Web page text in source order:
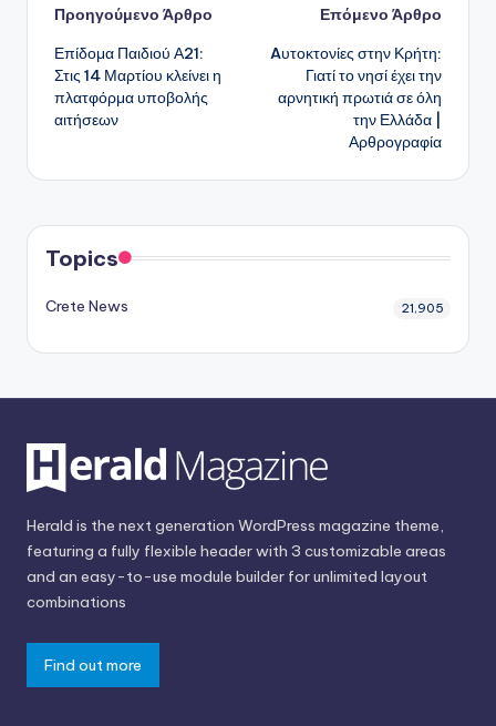
Πλοήγηση
δημοσιεύσεων
Προηγούμενο Άρθρο
Επίδομα Παιδιού Α21:
Στις 14 Μαρτίου κλείνει η
πλατφόρμα υποβολής
αιτήσεων
Επόμενο Άρθρο
Aυτοκτονίες στην Κρήτη:
Γιατί το νησί έχει την
αρνητική πρωτιά σε όλη
την Ελλάδα |
Αρθρογραφία
Topics
Crete News 21,905
Herald is the next generation WordPress magazine theme,
featuring a fully flexible header with 3 customizable areas
and an easy-to-use module builder for unlimited layout
combinations
Find out more